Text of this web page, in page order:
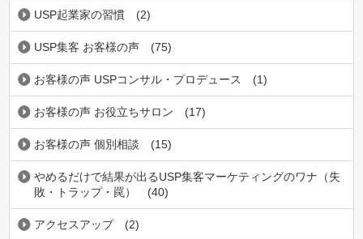
USP起業家の習慣 (2)
USP集客 お客様の声 (75)
お客様の声 USPコンサル・プロデュース (1)
お客様の声 お役立ちサロン (17)
お客様の声 個別相談 (15)
やめるだけで結果が出るUSP集客マーケティングのワナ（失
敗・トラップ・罠）
(40)
アクセスアップ (2)